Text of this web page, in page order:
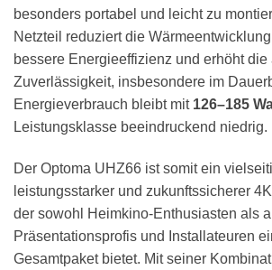
besonders portabel und leicht zu
Netzteil reduziert die
bessere Energieeffizienz und erhöht
Zuverlässigkeit, insbesondere im
Energieverbrauch bleibt mit 126–185
Leistungsklasse beeindruckend niedrig.
Der Optoma UHZ66 ist somit ein
leistungsstarker und zukunftssicherer
der sowohl Heimkino-Enthusiasten als
Präsentationsprofis und Installateuren
Gesamtpaket bietet. Mit seiner